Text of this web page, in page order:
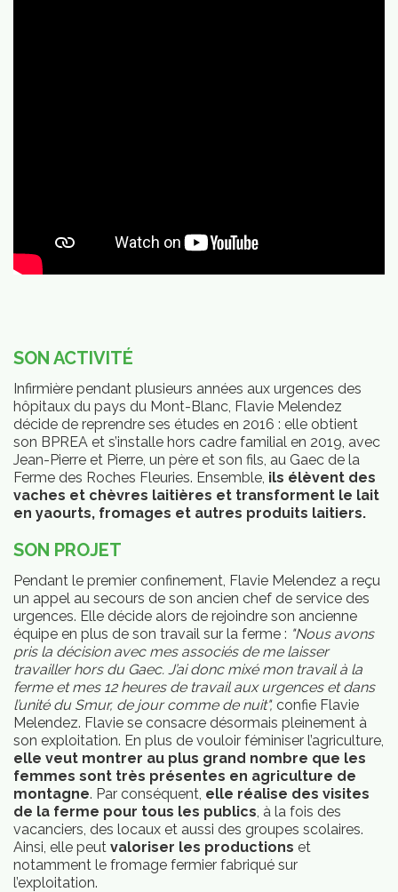
SON ACTIVITÉ
Infirmière pendant plusieurs années aux urgences des
hôpitaux du pays du Mont-Blanc, Flavie Melendez
décide de reprendre ses études en 2016 : elle obtient
son BPREA et s’installe hors cadre familial en 2019, avec
Jean-Pierre et Pierre, un père et son fils, au Gaec de la
Ferme des Roches Fleuries. Ensemble, ils élèvent des
vaches et chèvres laitières et transforment le lait
en yaourts, fromages et autres produits laitiers.
SON PROJET
Pendant le premier confinement, Flavie Melendez a reçu
un appel au secours de son ancien chef de service des
urgences. Elle décide alors de rejoindre son ancienne
équipe en plus de son travail sur la ferme : "Nous avons
pris la décision avec mes associés de me laisser
travailler hors du Gaec. J’ai donc mixé mon travail à la
ferme et mes 12 heures de travail aux urgences et dans
l’unité du Smur, de jour comme de nuit", confie Flavie
Melendez. Flavie se consacre désormais pleinement à
son exploitation. En plus de vouloir féminiser l’agriculture,
elle veut montrer au plus grand nombre que les
femmes sont très présentes en agriculture de
montagne. Par conséquent, elle réalise des visites
de la ferme pour tous les publics, à la fois des
vacanciers, des locaux et aussi des groupes scolaires.
Ainsi, elle peut valoriser les productions et
notamment le fromage fermier fabriqué sur
l’exploitation.